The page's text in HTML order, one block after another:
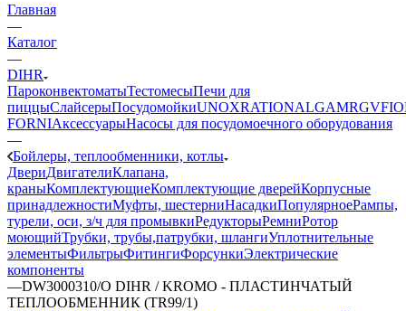
Главная
—
Каталог
—
DIHR
ПароконвектоматыТестомесыПечи для
пиццыСлайсерыПосудомойкиUNOXRATIONALGAMRGV
FORNIАксессуарыНасосы для посудомоечного оборудования
—
Бойлеры, теплообменники, котлы
ДвериДвигателиКлапана,
краныКомплектующиеКомплектующие дверейКорпусные
принадлежностиМуфты, шестерниНасадкиПопулярноеРампы,
турели, оси, з/ч для промывкиРедукторыРемниРотор
моющийТрубки, трубы,патрубки, шлангиУплотнительные
элементыФильтрыФитингиФорсункиЭлектрические
компоненты
—DW3000310/O DIHR / KROMO - ПЛАСТИНЧАТЫЙ
ТЕПЛООБМЕННИК (TR99/1)